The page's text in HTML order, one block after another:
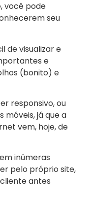
você pode
seu
de visualizar e
e
(bonito) e
responsivo, ou
móveis, já que a
vem, hoje, de
inúmeras
pelo próprio site,
antes